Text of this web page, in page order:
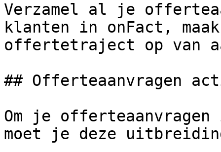
Verzamel al je
klanten in onFact,
offertetraject op van
## Offerteaanvragen
Om je
moet je deze